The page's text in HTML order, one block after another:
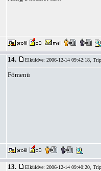
14. Elküldve: 2006-12-14 09:42:18,
Fömenü
13. Elküldve: 2006-12-14 09:40:20,